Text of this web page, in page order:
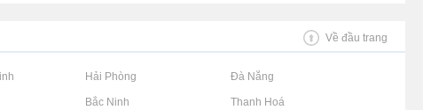
Về đầu trang
Rao vặt tại Hải Phòng Rao vặt tại Đà Nẵng
Rao vặt tại Bắc Ninh Rao vặt tại Thanh Hoá